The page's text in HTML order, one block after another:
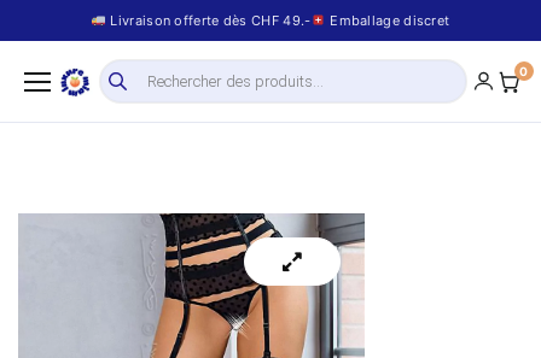
Livraison offerte dès CHF 49.- Emballage discret
0